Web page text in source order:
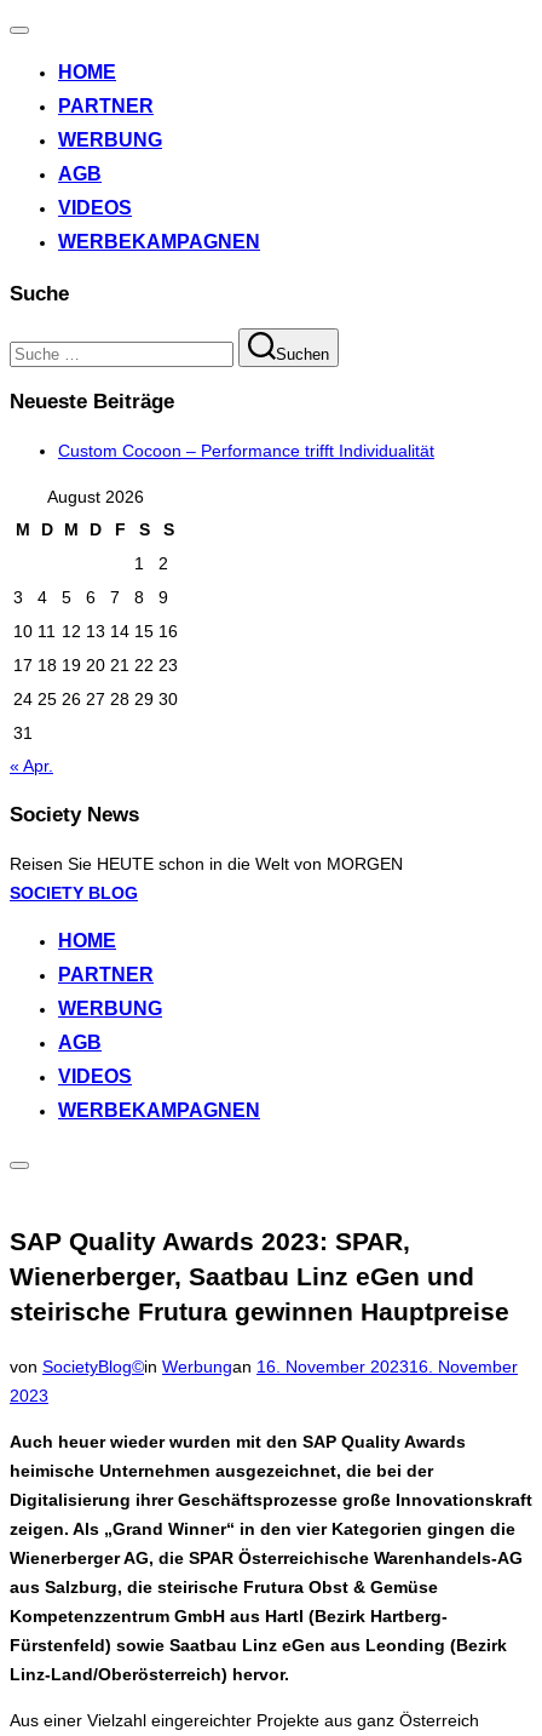
Navigation
HOME
PARTNER
WERBUNG
AGB
VIDEOS
WERBEKAMPAGNEN
Suche
Suchen
nach:
Suchen
Neueste Beiträge
Custom Cocoon – Performance trifft Individualität
August 2026
M
D M D F S
S
1
2
3
4 5 6 7 8
9
10 11 12 13 14 15 16
17 18 19 20 21 22 23
24 25 26 27 28 29 30
31
« Apr.
Society News
Reisen Sie HEUTE schon in die Welt von MORGEN
Zum
springen
SOCIETY BLOG
HOME
PARTNER
WERBUNG
AGB
VIDEOS
WERBEKAMPAGNEN
Seitenleiste
SAP Quality Awards 2023: SPAR,
Wienerberger, Saatbau Linz eGen und
steirische Frutura gewinnen Hauptpreise
von SocietyBlog©in Werbungan Veröffentlicht
16. November 202316. November
2023
Auch heuer wieder wurden mit den SAP Quality Awards
heimische Unternehmen ausgezeichnet, die bei der
Digitalisierung ihrer Geschäftsprozesse große Innovationskraft
zeigen. Als „Grand Winner“ in den vier Kategorien gingen die
Wienerberger AG, die SPAR Österreichische Warenhandels-AG
aus Salzburg, die steirische Frutura Obst & Gemüse
Kompetenzzentrum GmbH aus Hartl (Bezirk Hartberg-
Fürstenfeld) sowie Saatbau Linz eGen aus Leonding (Bezirk
Linz-Land/Oberösterreich) hervor.
Aus einer Vielzahl eingereichter Projekte aus ganz Österreich